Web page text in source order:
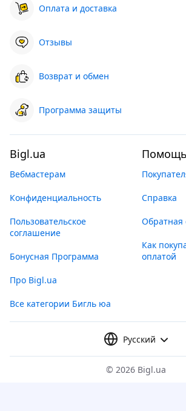
Оплата и доставка
Отзывы
Возврат и обмен
Программа защиты
Bigl.ua
Вебмастерам
Конфиденциальность
Пользовательское
соглашение
Бонусная Программа
Про Bigl.ua
Все категории Бигль юа
Помощь
Справка
Обратная
Как
оплатой
Русский
© 2026 Bigl.ua